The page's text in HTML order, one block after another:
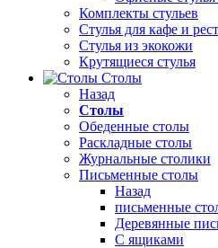
Комплекты стульев
Стулья для кафе и
Стулья из экокожи
Крутящиеся стулья
Столы
Назад
Столы
Обеденные столы
Раскладные столы
Журнальные столики
Письменные столы
Назад
письменные
Деревянные
С ящиками